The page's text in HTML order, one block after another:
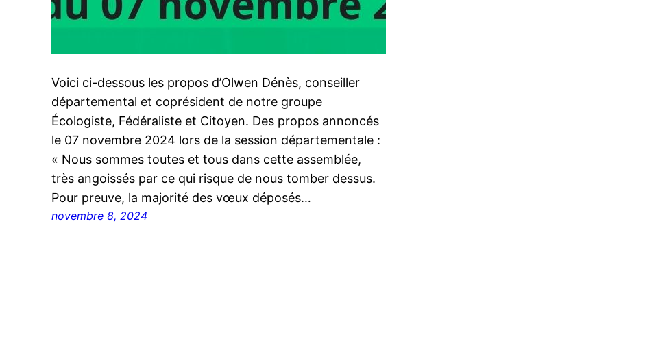
Voici ci-dessous les propos d’Olwen Dénès, conseiller
départemental et coprésident de notre groupe
Écologiste, Fédéraliste et Citoyen. Des propos annoncés
le 07 novembre 2024 lors de la session départementale :
« Nous sommes toutes et tous dans cette assemblée,
très angoissés par ce qui risque de nous tomber dessus.
Pour preuve, la majorité des vœux déposés…
novembre 8, 2024